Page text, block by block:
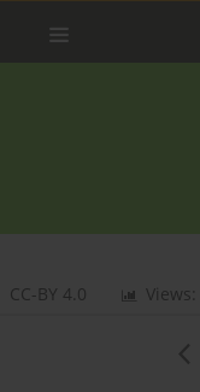
CC-BY 4.0